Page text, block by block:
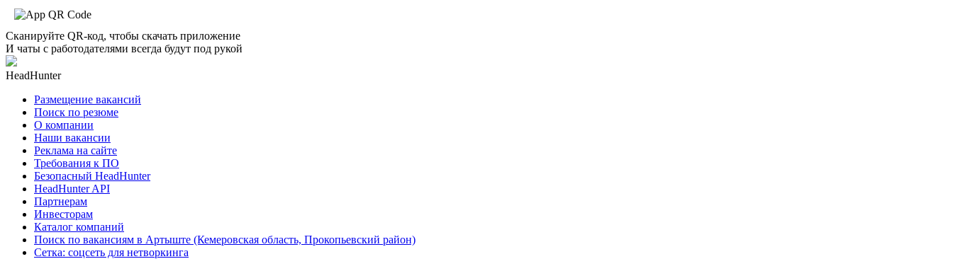
Сканируйте QR-код, чтобы скачать приложение
И чаты с работодателями всегда будут под рукой
HeadHunter
Размещение вакансий
Поиск по резюме
О компании
Наши вакансии
Реклама на сайте
Требования к ПО
Безопасный HeadHunter
HeadHunter API
Партнерам
Инвесторам
Каталог компаний
Поиск по вакансиям в Артыште (Кемеровская область, Прокопьевский район)
Сетка: соцсеть для нетворкинга